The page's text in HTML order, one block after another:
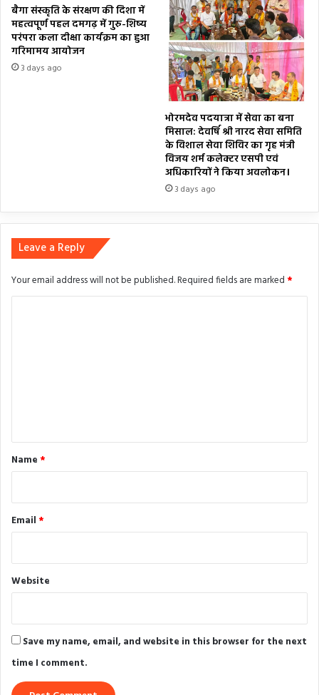
बैगा संस्कृति के संरक्षण की दिशा में
महत्वपूर्ण पहल दमगढ़ में गुरु-शिष्य
परंपरा कला दीक्षा कार्यक्रम का हुआ
गरिमामय आयोजन
3 days ago
भोरमदेव पदयात्रा में सेवा का बना
मिसाल: देवर्षि श्री नारद सेवा समिति
के विशाल सेवा शिविर का गृह मंत्री
विजय शर्म कलेक्टर एसपी एवं
अधिकारियों ने किया अवलोकन।
3 days ago
Leave a Reply
Your email address will not be published.Required fields are marked *
*
Name *
Email *
Website
Save my name, email, and website in this browser for the next
time I comment.